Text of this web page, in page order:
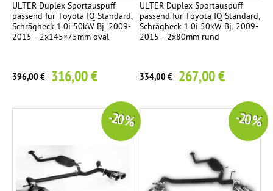
ULTER Duplex Sportauspuff
passend für Toyota IQ Standard,
Schrägheck 1.0i 50kW Bj. 2009-
2015 - 2x145×75mm oval
396,00 € 316,00 €
ULTER Duplex Sportauspuff
passend für Toyota IQ Standard,
Schrägheck 1.0i 50kW Bj. 2009-
2015 - 2x80mm rund
334,00 € 267,00 €
-20 % -20 %